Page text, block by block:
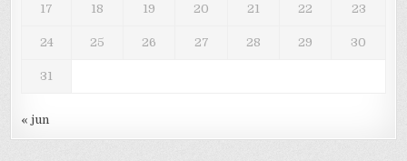
17 18 19 20 21 22 23
24 25 26 27 28 29 30
31
« jun